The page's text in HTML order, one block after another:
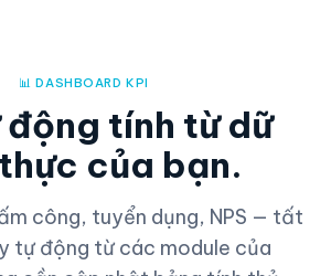
📊 DASHBOARD KPI
động tính từ dữ
của bạn.
công, tuyển dụng, NPS — tất
tự động từ các module của